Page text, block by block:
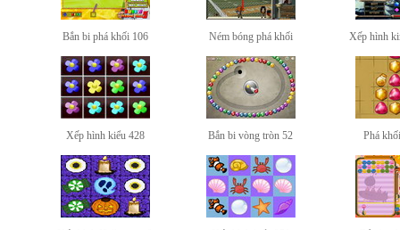
Bắn bi phá khối 106 Ném bóng phá khối Xếp hình
Xếp hình kiểu 428 Bắn bi vòng tròn 52 Phá